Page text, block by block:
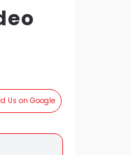
Us on Google